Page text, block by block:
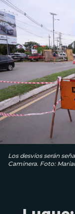
Los desvíos serán
Caminera. Foto: